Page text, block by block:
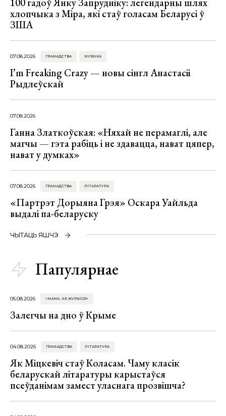
100 гадоў Янку Запрудніку: легендарны шлях
хлопчыка з Міра, які стаў голасам Беларусі ў
ЗША
07.08.2026 ГРАМАДСТВА МУЗЫКА
I’m Freaking Crazy — новы сінгл Анастасіі
Рыдлеўскай
07.08.2026
Ганна Златкоўская: «Няхай не перамаглі, але
магчы — гэта рабіць і не здавацца, нават цяпер,
нават у думках»
07.08.2026 ГРАМАДСТВА ЛІТАРАТУРА
«Партрэт Дорыяна Грэя» Оскара Уайльда
выдалі па-беларуску
ЧЫТАЦЬ ЯШЧЭ
Папулярнае
05.08.2026 «МАМА, НЕ ЖУРЫСЯ!»
Залегчы на дно ў Крыме
04.08.2026 ГРАМАДСТВА ЛІТАРАТУРА
Як Міцкевіч стаў Коласам. Чаму класік
беларускай літаратуры карыстаўся
псеўданімам замест уласнага прозвішча?